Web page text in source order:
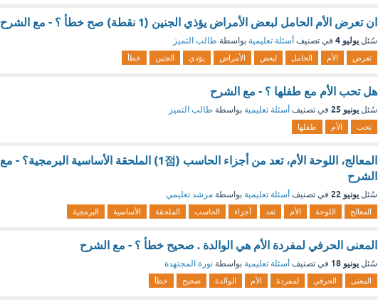
ان تعرض الأم الحامل لبعض الأمراض يؤذي الجنين (1 نقطة) صح خطأ ؟ - مع الشرح
سُئل يوليو 4 في تصنيف أسئلة تعليمية بواسطة طالب التميز
تعرض الأم الحامل لبعض الأمراض يؤذي الجنين خطأ
هل تحب الأم مع طفلها ؟ - مع الشرح
سُئل يونيو 25 في تصنيف أسئلة تعليمية بواسطة طالب التميز
تحب الأم طفلها
المعالج، اللوحة الأم، تعد من أجزاء الحاسب (1점) الملحقة الأساسية البرمجية؟ - مع
الشرح
سُئل يونيو 22 في تصنيف أسئلة تعليمية بواسطة مرشد تعليمي
المعالج اللوحة الأم تعد أجزاء الحاسب الملحقة الأساسية البرمجية
المعنى الحرفي لمفردة الأم هي الوالدة . صحيح خطأ ؟ - مع الشرح
سُئل يونيو 18 في تصنيف أسئلة تعليمية بواسطة نورة المجتهدة
المعنى الحرفي لمفردة الأم الوالدة صحيح خطأ